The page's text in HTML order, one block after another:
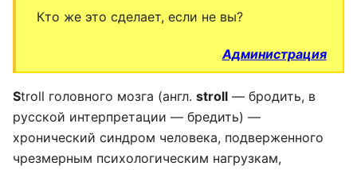
Кто же это сделает, если не вы?
Администрация
Stroll головного мозга (англ. stroll — бродить, в
русской интерпретации — бредить) —
хронический синдром человека, подверженного
чрезмерным психологическим нагрузкам,